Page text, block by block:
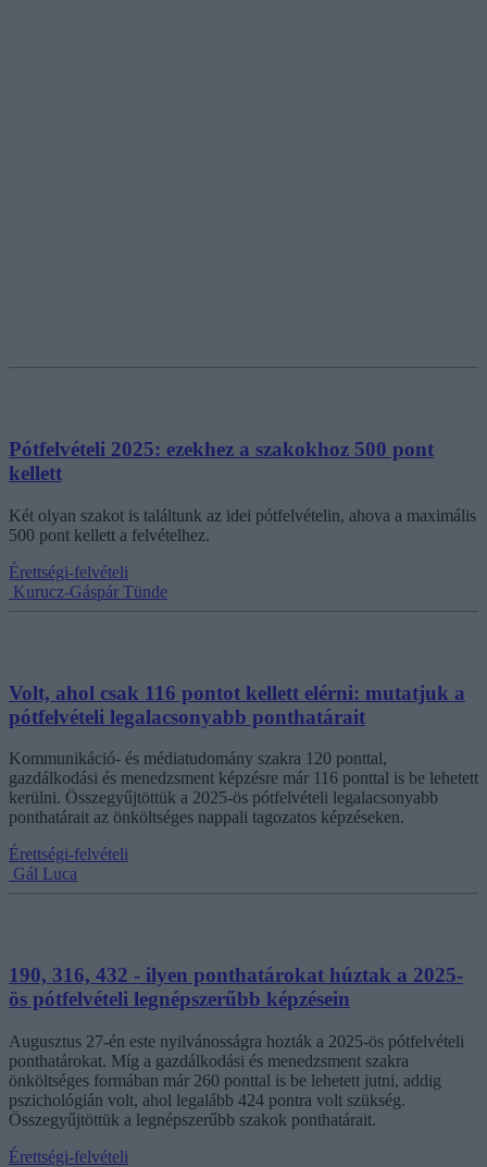
Pótfelvételi 2025: ezekhez a szakokhoz 500 pont
kellett
Két olyan szakot is találtunk az idei pótfelvételin, ahova a maximális
500 pont kellett a felvételhez.
Érettségi-felvételi
Kurucz-Gáspár Tünde
Volt, ahol csak 116 pontot kellett elérni: mutatjuk a
pótfelvételi legalacsonyabb ponthatárait
Kommunikáció- és médiatudomány szakra 120 ponttal,
gazdálkodási és menedzsment képzésre már 116 ponttal is be lehetett
kerülni. Összegyűjtöttük a 2025-ös pótfelvételi legalacsonyabb
ponthatárait az önköltséges nappali tagozatos képzéseken.
Érettségi-felvételi
Gál Luca
190, 316, 432 - ilyen ponthatárokat húztak a 2025-
ös pótfelvételi legnépszerűbb képzésein
Augusztus 27-én este nyilvánosságra hozták a 2025-ös pótfelvételi
ponthatárokat. Míg a gazdálkodási és menedzsment szakra
önköltséges formában már 260 ponttal is be lehetett jutni, addig
pszichológián volt, ahol legalább 424 pontra volt szükség.
Összegyűjtöttük a legnépszerűbb szakok ponthatárait.
Érettségi-felvételi